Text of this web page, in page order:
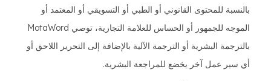
بالنسبة للمحتوى القانوني أو الطبي أو التسويقي أو المعتمد أو
الموجه للجمهور أو الحساس للعلامة التجارية، توصي MotaWord
بالترجمة البشرية أو الترجمة الآلية بالإضافة إلى التحرير اللاحق أو
أي سير عمل آخر يخضع للمراجعة البشرية.